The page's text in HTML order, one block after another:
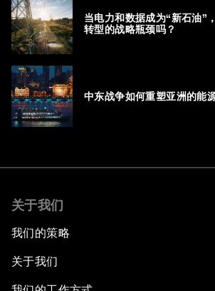
当电力和数据成为“新石油”
转型的战略瓶颈吗？
中东战争如何重塑亚洲的能
关于我们
我们的策略
关于我们